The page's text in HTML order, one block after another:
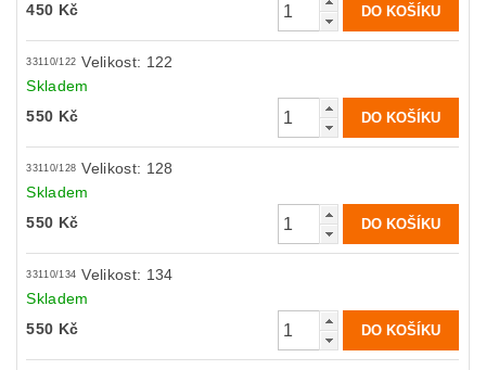
450 Kč
33110/122 Velikost: 122
Skladem
550 Kč
33110/128 Velikost: 128
Skladem
550 Kč
33110/134 Velikost: 134
Skladem
550 Kč